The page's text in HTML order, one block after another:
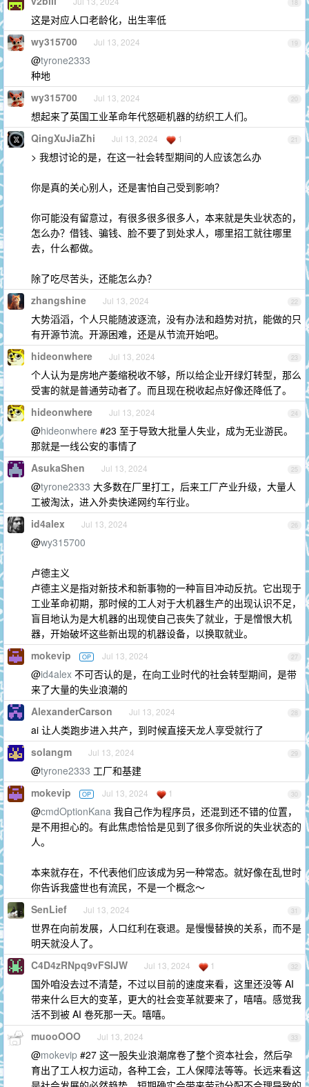
18
这是对应人口老龄化，出生率低
19
wy315700 Jul 13, 2024
@tyrone2333
种地
20
wy315700 Jul 13, 2024
想起来了英国工业革命年代怒砸机器的纺织工人们。
21
QingXuJiaZhi Jul 13, 2024 1
> 我想讨论的是，在这一社会转型期间的人应该怎么办
你是真的关心别人，还是害怕自己受到影响？
你可能没有留意过，有很多很多很多人，本来就是失业状态的，
怎么办？借钱、骗钱、脸不要了到处求人，哪里招工就往哪里
去，什么都做。
除了吃尽苦头，还能怎么办？
22
zhangshine Jul 13, 2024
大势滔滔，个人只能随波逐流，没有办法和趋势对抗，能做的只
有开源节流。开源困难，还是从节流开始吧。
23
hideonwhere Jul 13, 2024
个人认为是房地产萎缩税收不够，所以给企业开绿灯转型，那么
受害的就是普通劳动者了。而且现在税收起点好像还降低了。
24
hideonwhere Jul 13, 2024
@hideonwhere #23 至于导致大批量人失业，成为无业游民。
那就是一线公安的事情了
25
AsukaShen Jul 13, 2024
@tyrone2333 大多数在厂里打工，后来工厂产业升级，大量人
工被淘汰，进入外卖快递网约车行业。
26
id4alex Jul 13, 2024
@wy315700
卢德主义
卢德主义是指对新技术和新事物的一种盲目冲动反抗。它出现于
工业革命初期，那时候的工人对于大机器生产的出现认识不足，
盲目地认为是大机器的出现使自己丧失了就业，于是憎恨大机
器，开始破坏这些新出现的机器设备，以换取就业。
27
mokevip OP Jul 13, 2024
@id4alex 不可否认的是，在向工业时代的社会转型期间，是带
来了大量的失业浪潮的
28
AlexanderCarson Jul 13, 2024
ai 让人类跑步进入共产，到时候直接天龙人享受就行了
29
solangm Jul 13, 2024
@tyrone2333 工厂和基建
30
mokevip OP Jul 13, 2024 1
@cmdOptionKana 我自己作为程序员，还混到还不错的位置，
是不用担心的。有此焦虑恰恰是见到了很多你所说的失业状态的
人。
本来就存在，不代表他们应该成为另一种常态。就好像在乱世时
你告诉我盛世也有流民，不是一个概念～
31
SenLief Jul 13, 2024
世界在向前发展，人口红利在衰退。是慢慢替换的关系，而不是
明天就没人了。
32
C4D4zRNpq9vFSlJW Jul 13, 2024 1
国外咱没去过不清楚，不过以目前的速度来看，这里还没等 AI
带来什么巨大的变革，更大的社会变革就要来了，嘻嘻。感觉我
活不到被 AI 卷死那一天。嘻嘻。
33
muooOOO Jul 13, 2024
@mokevip #27 这一股失业浪潮席卷了整个资本社会，然后孕
育出了工人权力运动，各种工会，工人保障法等等。长远来看这